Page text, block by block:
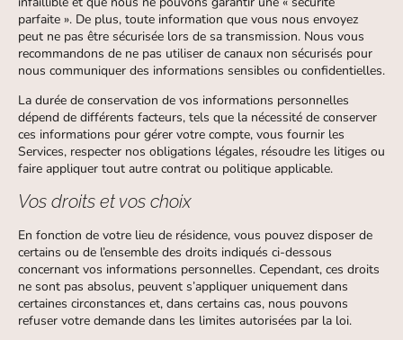
parfaite ». De plus, toute information que vous nous envoyez
peut ne pas être sécurisée lors de sa transmission. Nous vous
recommandons de ne pas utiliser de canaux non sécurisés pour
nous communiquer des informations sensibles ou confidentielles.
La durée de conservation de vos informations personnelles
dépend de différents facteurs, tels que la nécessité de conserver
ces informations pour gérer votre compte, vous fournir les
Services, respecter nos obligations légales, résoudre les litiges ou
faire appliquer tout autre contrat ou politique applicable.
Vos droits et vos choix
En fonction de votre lieu de résidence, vous pouvez disposer de
certains ou de l’ensemble des droits indiqués ci-dessous
concernant vos informations personnelles. Cependant, ces droits
ne sont pas absolus, peuvent s’appliquer uniquement dans
certaines circonstances et, dans certains cas, nous pouvons
refuser votre demande dans les limites autorisées par la loi.